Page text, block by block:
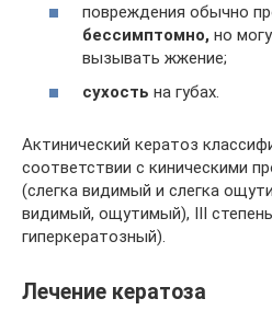
повреждения обычно
бессимптомно, но
вызывать жжение;
сухость на губах.
Актинический кератоз
соответствии с киническими
(слегка видимый и слегка
видимый, ощутимый), III
гиперкератозный).
Лечение кератоза